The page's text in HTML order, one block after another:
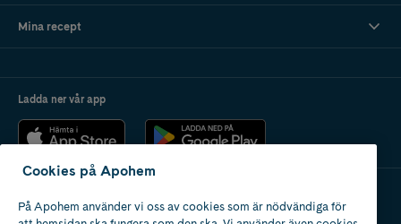
Mina recept
Ladda ner vår app
Apotek med tillstånd
Cookies på Apohem
På Apohem använder vi oss av cookies som är nödvändiga för